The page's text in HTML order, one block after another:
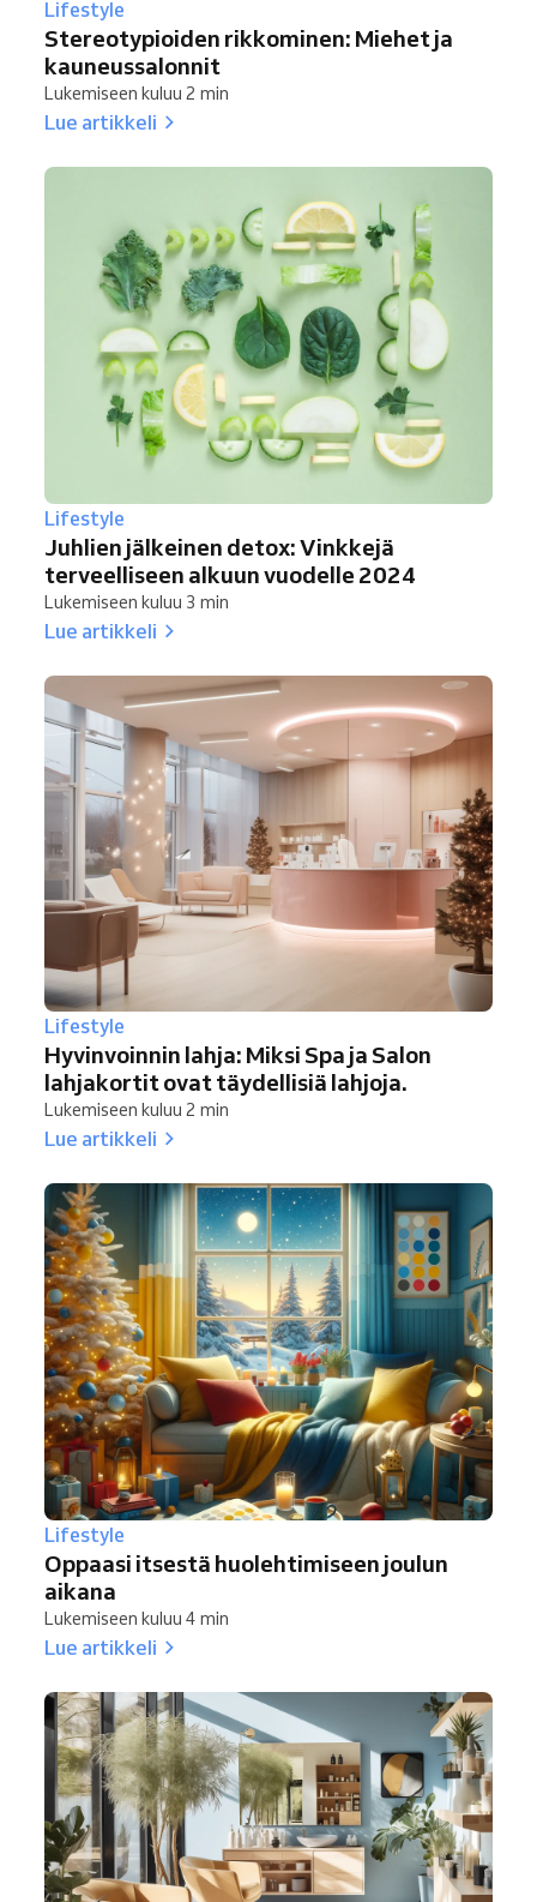
Lifestyle
Stereotypioiden rikkominen: Miehet ja
kauneussalonnit
Lukemiseen kuluu 2 min
Lue artikkeli
Lifestyle
Juhlien jälkeinen detox: Vinkkejä
terveelliseen alkuun vuodelle 2024
Lukemiseen kuluu 3 min
Lue artikkeli
Lifestyle
Hyvinvoinnin lahja: Miksi Spa ja Salon
lahjakortit ovat täydellisiä lahjoja.
Lukemiseen kuluu 2 min
Lue artikkeli
Lifestyle
Oppaasi itsestä huolehtimiseen joulun
aikana
Lukemiseen kuluu 4 min
Lue artikkeli